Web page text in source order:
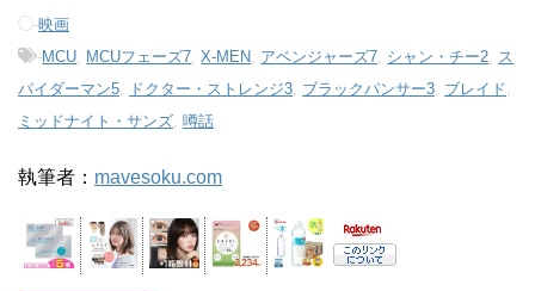
-映画
-MCU MCUフェーズ7 ,X-MEN アベンジャーズ7 シャン・チー2 ス
パイダーマン5 ドクター・ストレンジ3 ブラックパンサー3 ブレイド
ミッドナイト・サンズ 噂話
執筆者： mavesoku.com